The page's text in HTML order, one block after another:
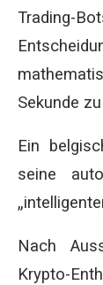
Trading-
Sekunde
Ein
seine
Nach
Krypto-